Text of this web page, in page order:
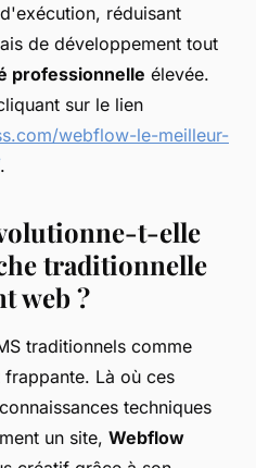
réduisant
de développement tout
professionnelle élevée.
sur le lien
webflow-le-meilleur-
.
t-elle
traditionnelle
web ?
traditionnels comme
Là où ces
techniques
un site, Webflow